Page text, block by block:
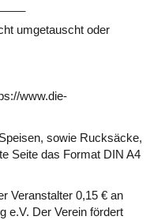
umgetauscht oder
www.die-
sowie Rucksäcke,
Seite das Format DIN A4
Veranstalter 0,15 € an
e.V. Der Verein fördert